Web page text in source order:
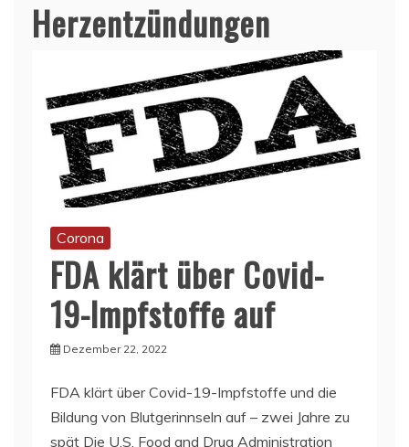
Herzentzündungen
Corona
FDA klärt über Covid-
19-Impfstoffe auf
Dezember 22, 2022
FDA klärt über Covid-19-Impfstoffe und die
Bildung von Blutgerinnseln auf – zwei Jahre zu
spät Die U.S. Food and Drug Administration